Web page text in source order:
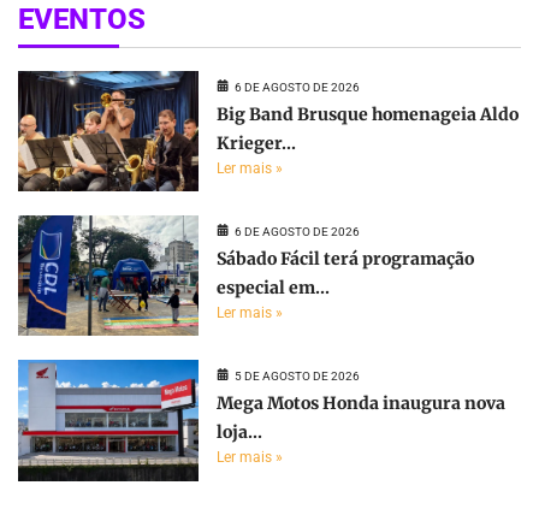
EVENTOS
6 DE AGOSTO DE 2026
Big Band Brusque homenageia Aldo
Krieger...
Ler mais »
6 DE AGOSTO DE 2026
Sábado Fácil terá programação
especial em...
Ler mais »
5 DE AGOSTO DE 2026
Mega Motos Honda inaugura nova
loja...
Ler mais »